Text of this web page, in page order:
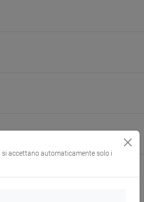
accettano automaticamente solo i